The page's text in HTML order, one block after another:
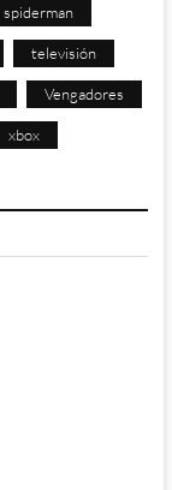
spiderman
televisión
Vengadores
xbox